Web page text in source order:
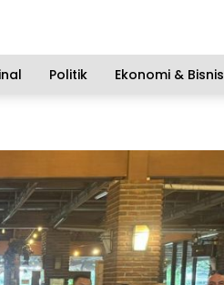
Politik Ekonomi & Bisnis